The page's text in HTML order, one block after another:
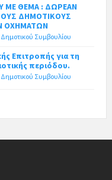
ΜΕ ΘΕΜΑ : ΔΩΡΕΑΝ
ΔΗΜΟΤΙΚΟΥΣ
ΟΧΗΜΑΤΩΝ
Συμβουλίου
Επιτροπής για τη
περιόδου.
Συμβουλίου